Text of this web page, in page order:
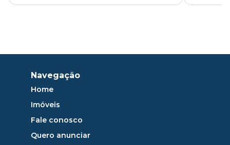
Navegação
Home
Imóveis
Fale conosco
Quero anunciar